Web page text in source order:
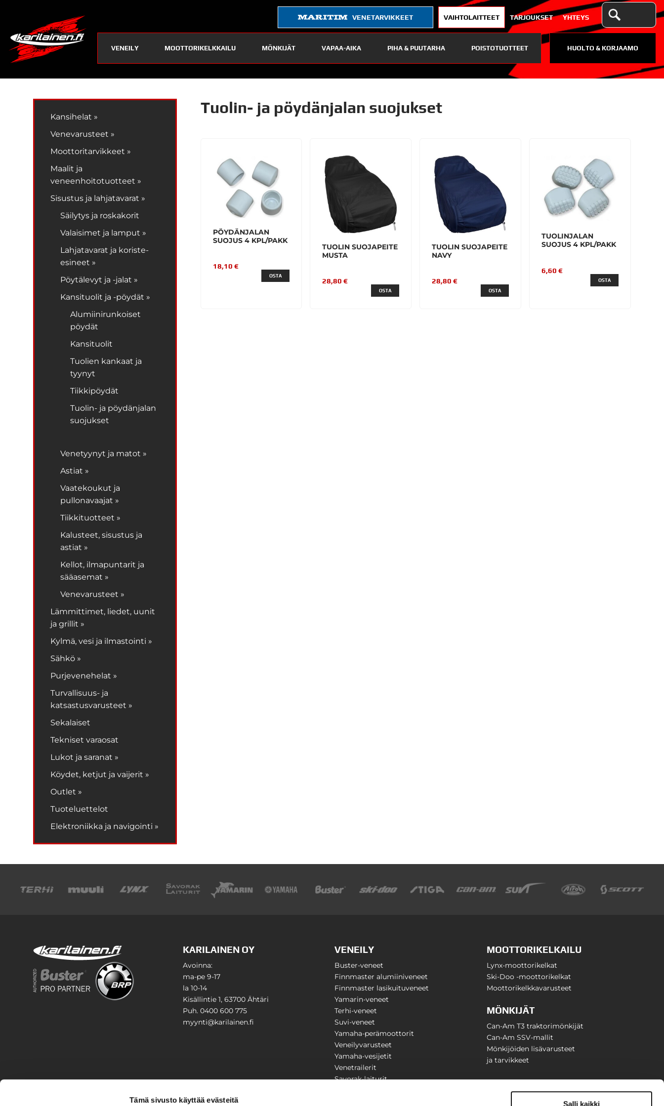
Tämä sivusto käyttää evästeitä Salli kaikki
VENETARVIKKEET VAIHTOLAITTEET TARJOUKSET YHTEYS
VENEILY MOOTTORIKELKKAILU MÖNKIJÄT VAPAA-AIKA PIHA & PUUTARHA POISTOTUOTTEET HUOLTO & KORJAAMO
Kansihelat »
Venevarusteet »
Moottoritarvikkeet »
Maalit ja
veneenhoitotuotteet »
Sisustus ja lahjatavarat »
Säilytys ja roskakorit
Valaisimet ja lamput »
Lahjatavarat ja koriste-
esineet »
Pöytälevyt ja -jalat »
Kansituolit ja -pöydät »
Alumiinirunkoiset
pöydät
Kansituolit
Tuolien kankaat ja
tyynyt
Tiikkipöydät
Tuolin- ja pöydänjalan
suojukset
Venetyynyt ja matot »
Astiat »
Vaatekoukut ja
pullonavaajat »
Tiikkituotteet »
Kalusteet, sisustus ja
astiat »
Kellot, ilmapuntarit ja
sääasemat »
Venevarusteet »
Lämmittimet, liedet, uunit
ja grillit »
Kylmä, vesi ja ilmastointi »
Sähkö »
Purjevenehelat »
Turvallisuus- ja
katsastusvarusteet »
Sekalaiset
Tekniset varaosat
Lukot ja saranat »
Köydet, ketjut ja vaijerit »
Outlet »
Tuoteluettelot
Elektroniikka ja navigointi »
Tuolin- ja pöydänjalan suojukset
PÖYDÄNJALAN
SUOJUS 4 KPL/PAKK
18,10 €
OSTA
TUOLIN SUOJAPEITE
MUSTA
28,80 €
OSTA
TUOLIN SUOJAPEITE
NAVY
28,80 €
OSTA
TUOLINJALAN
SUOJUS 4 KPL/PAKK
6,60 €
OSTA
KARILAINEN OY
Avoinna:
ma-pe 9-17
la 10-14
Kisällintie 1, 63700 Ähtäri
Puh. 0400 600 775
myynti@karilainen.fi
VENEILY
Buster-veneet
Finnmaster alumiiniveneet
Finnmaster lasikuituveneet
Yamarin-veneet
Terhi-veneet
Suvi-veneet
Yamaha-perämoottorit
Veneilyvarusteet
Yamaha-vesijetit
Venetrailerit
Savorak-laiturit
MOOTTORIKELKAILU
Lynx-moottorikelkat
Ski-Doo -moottorikelkat
Moottorikelkkavarusteet
MÖNKIJÄT
Can-Am T3 traktorimönkijät
Can-Am SSV-mallit
Mönkijöiden lisävarusteet
ja tarvikkeet
PIHA & PUUTARHA